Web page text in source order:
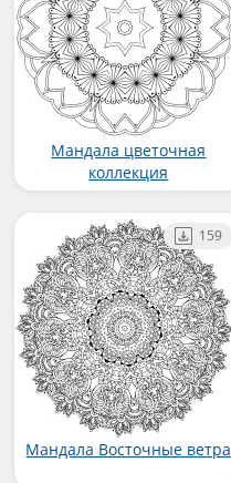
Мандала цветочная
коллекция
Мандала Восточные ветра
159